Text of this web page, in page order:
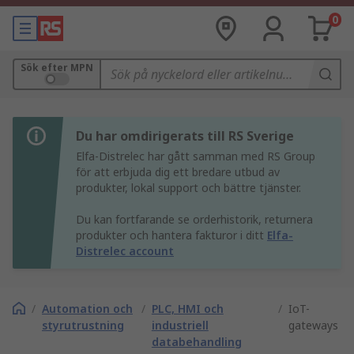
0
Sök efter MPN
Du har omdirigerats till RS Sverige
Elfa-Distrelec har gått samman med RS Group
för att erbjuda dig ett bredare utbud av
produkter, lokal support och bättre tjänster.
Du kan fortfarande se orderhistorik, returnera
produkter och hantera fakturor i ditt Elfa-
Distrelec account
/ Automation och
styrutrustning
/ PLC, HMI och
industriell
databehandling
/ IoT-
gateways